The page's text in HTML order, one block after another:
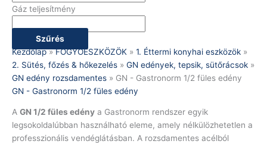
Gáz teljesítmény
Szűrés
Kezdőlap»FOGYÓESZKÖZÖK » 1. Éttermi konyhai eszközök »
2. Sütés, főzés & hőkezelés » GN edények, tepsik, sütőrácsok »
GN edény rozsdamentes » GN - Gastronorm 1/2 füles edény
GN - Gastronorm 1/2 füles edény
A GN 1/2 füles edény a Gastronorm rendszer egyik
legsokoldalúbban használható eleme, amely nélkülözhetetlen a
professzionális vendéglátásban. A rozsdamentes acélból